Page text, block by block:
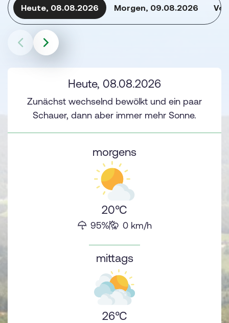
Heute, 08.08.2026 Morgen, 09.08.2026
Heute, 08.08.2026
Zunächst wechselnd bewölkt und ein paar
Schauer, dann aber immer mehr Sonne.
morgens
20°C
sr.Regenwahrscheinlichkeit
95%
sr.Windstärke
0 km/h
mittags
26°C